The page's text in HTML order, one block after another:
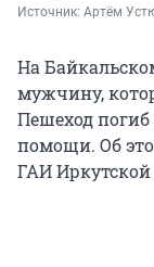
Источник: Артём
На
мужчину,
Пешеход
помощи. Об
ГАИ Иркутской